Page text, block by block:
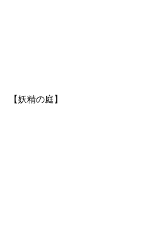
【妖精の庭】